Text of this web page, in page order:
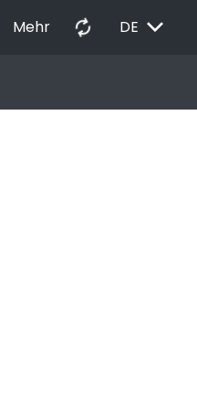
Mehr autorenew DE EXPAND_MORE